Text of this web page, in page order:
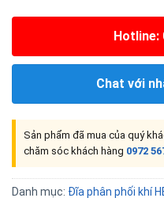
Hotline:
Chat với
Sản phẩm đã mua của quý
chăm sóc khách hàng 0972
Danh mục: Đĩa phân phối khí